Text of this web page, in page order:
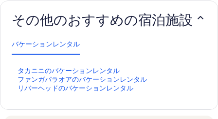
その他のおすすめの宿泊施設
バケーションレンタル
タカニニのバケーションレンタル
タ
カ
ニ
ファンガパラオアのバケーションレンタル
フ
ァ
リバーヘッドのバケーションレンタル
リ